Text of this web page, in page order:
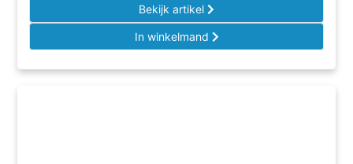
Bekijk artikel
In winkelmand